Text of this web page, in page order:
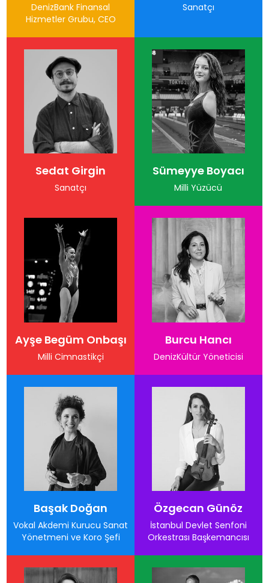
DenizBank Finansal
Hizmetler Grubu, CEO
Sanatçı
Sedat Girgin
Sanatçı
Sümeyye Boyacı
Milli Yüzücü
Ayşe Begüm Onbaşı
Milli Cimnastikçi
Burcu Hancı
DenizKültür Yöneticisi
Başak Doğan
Vokal Akdemi Kurucu Sanat
Yönetmeni ve Koro Şefi
Özgecan Günöz
İstanbul Devlet Senfoni
Orkestrası Başkemancısı